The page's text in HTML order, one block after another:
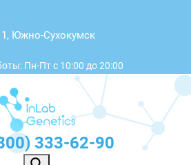
Южно-Сухокумск
Пн-Пт с 10:00 до 20:00
333-62-90